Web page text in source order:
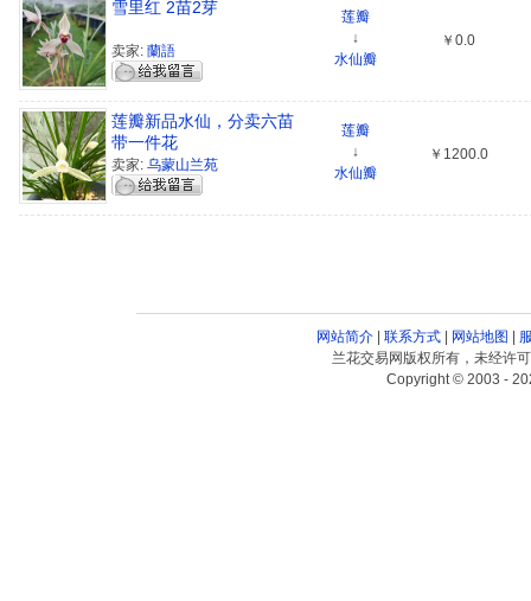
雪里红 2苗2芽
卖家: 蘭語
莲瓣
↓
水仙瓣
￥0.0
莲瓣新品水仙，分卖六苗
带一件花
卖家: 乌蒙山兰苑
莲瓣
↓
水仙瓣
￥1200.0
网站简介| 联系方式| 网站地图
兰花交易网版权所有，未经许
Copyright © 2003 -